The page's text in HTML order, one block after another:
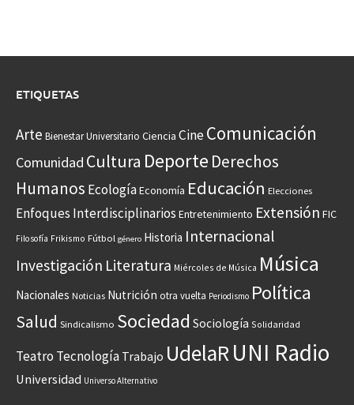
ETIQUETAS
Arte Bienestar Universitario Ciencia CineComunicación
Comunidad Cultura Deporte Derechos
Humanos EcologíaEconomía Educación Elecciones
Enfoques Interdisciplinarios Entretenimiento Extensión FIC
Filosofía Frikismo Fútbol género Historia Internacional
Investigación Literatura Miércoles de Música Música
Nacionales Noticias Nutrición otra vuelta Periodismo Política
Salud Sindicalismo Sociedad Sociología Solidaridad
Teatro Tecnología Trabajo UdelaR UNI Radio
Universidad Universo Alternativo